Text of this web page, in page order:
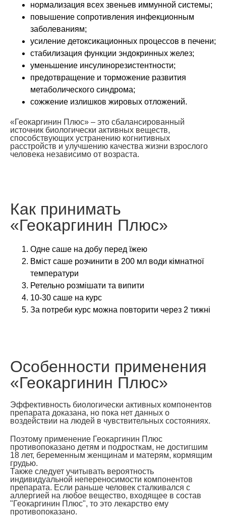
нормализация всех звеньев иммунной системы;
повышение сопротивления инфекционным
заболеваниям;
усиление детоксикационных процессов в печени;
стабилизация функции эндокринных желез;
уменьшение инсулинорезистентности;
предотвращение и торможение развития
метаболического синдрома;
сожжение излишков жировых отложений.
«Геокаргинин Плюс» – это сбалансированный
источник биологически активных веществ,
способствующих устранению когнитивных
расстройств и улучшению качества жизни взрослого
человека независимо от возраста.
Как принимать
«Геокаргинин Плюс»
Одне саше на добу перед їжею
Вміст саше розчинити в 200 мл води кімнатної
температури
Ретельно розмішати та випити
10-30 саше на курс
За потреби курс можна повторити через 2 тижні
Особенности применения
«Геокаргинин Плюс»
Эффективность биологически активных компонентов
препарата доказана, но пока нет данных о
воздействии на людей в чувствительных состояниях.
Поэтому применение Геокаргинин Плюс
противопоказано детям и подросткам, не достигшим
18 лет, беременным женщинам и матерям, кормящим
грудью.
Также следует учитывать вероятность
индивидуальной непереносимости компонентов
препарата. Если раньше человек сталкивался с
аллергией на любое вещество, входящее в состав
"Геокаргинин Плюс", то это лекарство ему
противопоказано.